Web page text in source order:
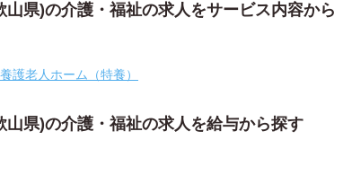
県)の介護・福祉の求人をサービス内容から
護老人ホーム（特養）
県)の介護・福祉の求人を給与から探す